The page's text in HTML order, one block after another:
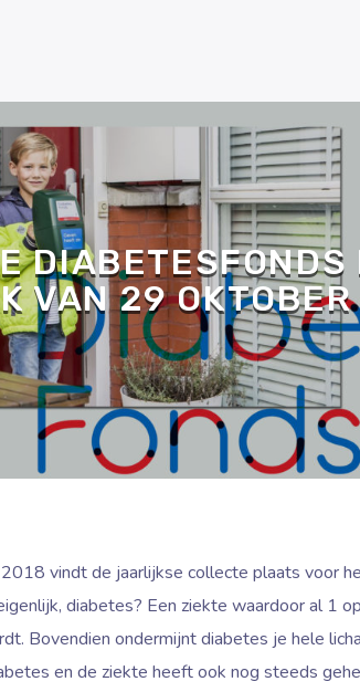
DIABETESFONDS
VAN 29 OKTOBER
vindt de jaarlijkse collecte plaats voor
diabetes? Een ziekte waardoor al 1
Bovendien ondermijnt diabetes je hele
en de ziekte heeft ook nog steeds